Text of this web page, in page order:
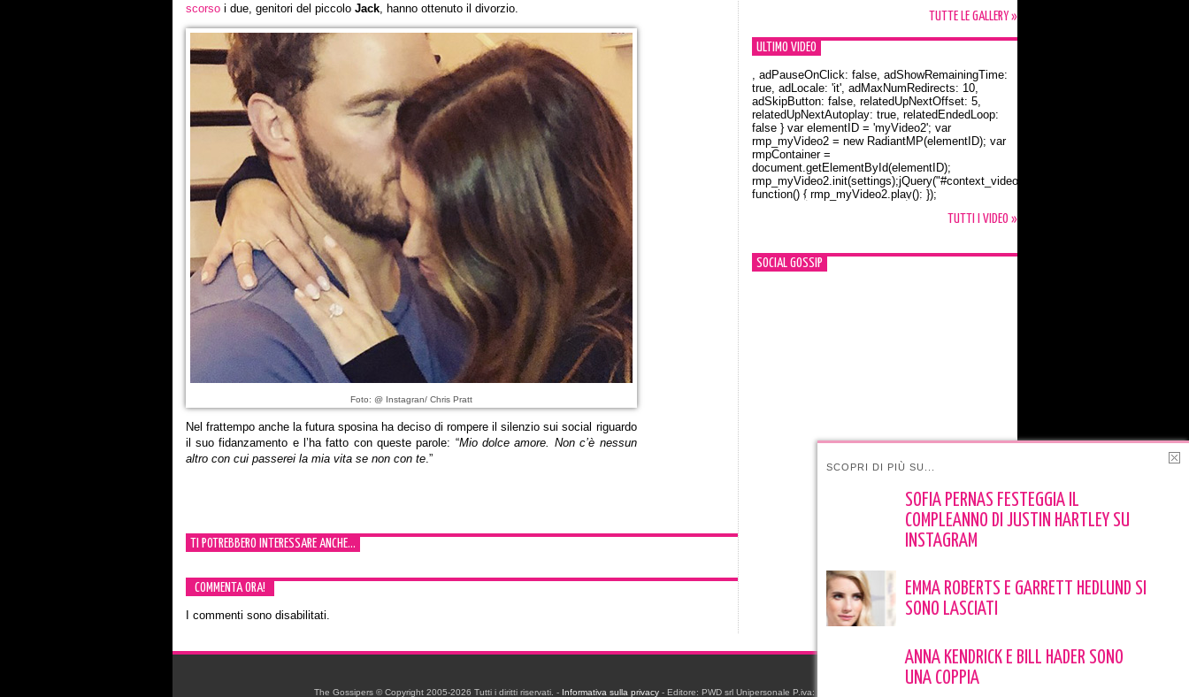
scorsoi due, genitori del piccolo Jack, hanno ottenuto il divorzio.
Foto: @ Instagran/ Chris Pratt
Nel frattempo anche la futura sposina ha deciso di rompere il silenzio sui social riguardo
il suo fidanzamento e l’ha fatto con queste parole: “Mio dolce amore. Non c’è nessun
altro con cui passerei la mia vita se non con te.”
TI POTREBBERO INTERESSARE ANCHE...
COMMENTA ORA!
I commenti sono disabilitati.
TUTTE LE GALLERY »
ULTIMO VIDEO
Orlando Bloom e la t-shirt dedicata a Flynn
, adPauseOnClick: false, adShowRemainingTime:
true, adLocale: 'it', adMaxNumRedirects: 10,
adSkipButton: false, relatedUpNextOffset: 5,
relatedUpNextAutoplay: true, relatedEndedLoop:
false } var elementID = 'myVideo2'; var
rmp_myVideo2 = new RadiantMP(elementID); var
rmpContainer =
document.getElementById(elementID);
rmp_myVideo2.init(settings);jQuery("#context_video2").one("mouseover",
function() { rmp_myVideo2.play(); });
TUTTI I VIDEO »
SOCIAL GOSSIP
The Gossipers © Copyright 2005-2026 Tutti i diritti riservati. - Informativa sulla privacy- Editore: PWD srl Unipersonale P.iva: 06523591219
SCOPRI DI PIÙ SU...
SOFIA PERNAS FESTEGGIA IL
COMPLEANNO DI JUSTIN HARTLEY SU
INSTAGRAM
EMMA ROBERTS E GARRETT HEDLUND SI
SONO LASCIATI
ANNA KENDRICK E BILL HADER SONO
UNA COPPIA